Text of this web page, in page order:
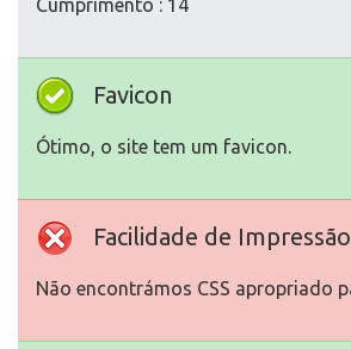
Cumprimento : 14
Favicon
Ótimo, o site tem um favicon.
Facilidade de Impressão
Não encontrámos CSS apropriado